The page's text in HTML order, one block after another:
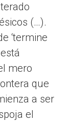
(…).
‘termine
mero
que
a ser
el